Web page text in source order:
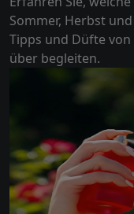
Sommer, Herbst
Tipps und Düfte von
über begleiten.